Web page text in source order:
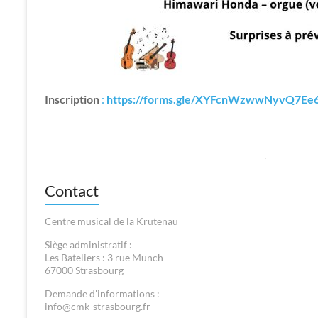
Inscription : https://forms.gle/
Contact
Centre musical de la Krutenau
Siège administratif :
Les Bateliers : 3 rue Munch
67000 Strasbourg
Demande d'informations :
info@cmk-strasbourg.fr